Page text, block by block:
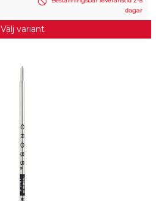
dagar
Välj variant